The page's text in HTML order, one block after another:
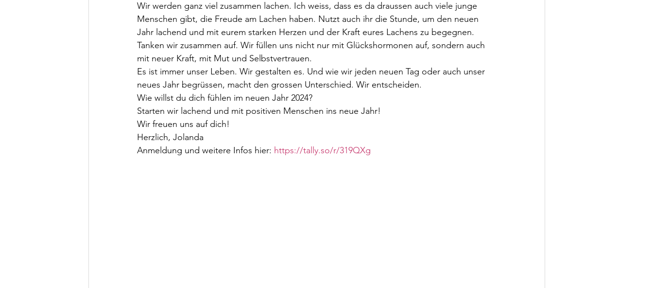
Wir werden ganz viel zusammen lachen. Ich weiss, dass es da draussen auch viele junge
Menschen gibt, die Freude am Lachen haben. Nutzt auch ihr die Stunde, um den neuen
Jahr lachend und mit eurem starken Herzen und der Kraft eures Lachens zu begegnen.
Tanken wir zusammen auf. Wir füllen uns nicht nur mit Glückshormonen auf, sondern auch
mit neuer Kraft, mit Mut und Selbstvertrauen.
Es ist immer unser Leben. Wir gestalten es. Und wie wir jeden neuen Tag oder auch unser
neues Jahr begrüssen, macht den grossen Unterschied. Wir entscheiden.
Wie willst du dich fühlen im neuen Jahr 2024?
Starten wir lachend und mit positiven Menschen ins neue Jahr!
Wir freuen uns auf dich!
Herzlich, Jolanda
Anmeldung und weitere Infos hier: https://tally.so/r/319QXg